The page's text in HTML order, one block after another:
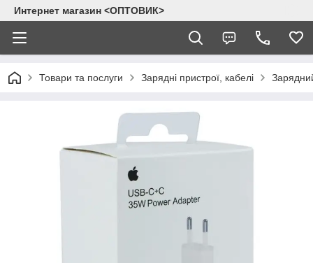
Интернет магазин <ОПТОВИК>
Товари та послуги Зарядні пристрої, кабелі